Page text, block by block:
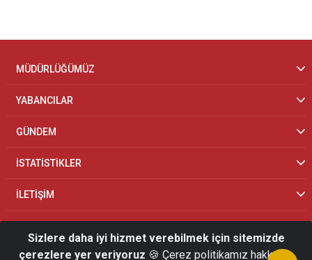
MÜDÜRLÜĞÜMÜZ
YABANCILAR
GÜNDEM
İSTATİSTİKLER
İLETİŞİM
Sizlere daha iyi hizmet verebilmek için sitemizde
çerezlere yer veriyoruz 🍪 Çerez politikamız hakkında